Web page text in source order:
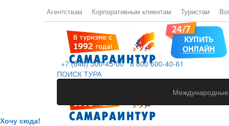
Агентствам Корпоративным клиентам Туристам
+7 (846) 300-45-00 8 800 600-40-61
ПОИСК ТУРА
Хочу сюда!